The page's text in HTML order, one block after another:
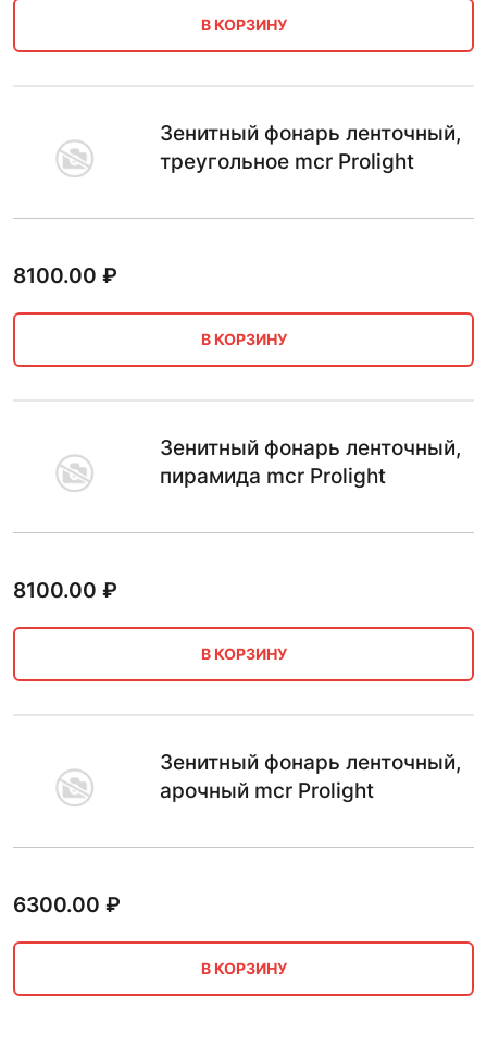
В КОРЗИНУ
Зенитный фонарь ленточный,
треугольное mcr Prolight
8100.00 ₽
В КОРЗИНУ
Зенитный фонарь ленточный,
пирамида mcr Prolight
8100.00 ₽
В КОРЗИНУ
Зенитный фонарь ленточный,
арочный mcr Prolight
6300.00 ₽
В КОРЗИНУ